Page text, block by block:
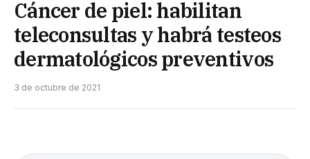
Cáncer de piel: habilitan
teleconsultas y habrá testeos
dermatológicos preventivos
3 de octubre de 2021